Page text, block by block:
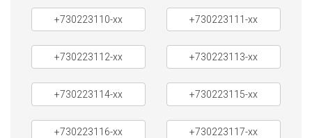
+730223110-xx +730223111-xx
+730223112-xx +730223113-xx
+730223114-xx +730223115-xx
+730223116-xx +730223117-xx